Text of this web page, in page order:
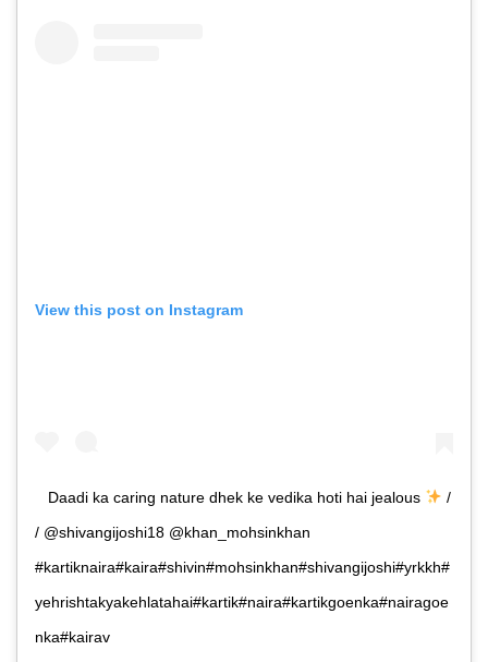
View this post on Instagram
Daadi ka caring nature dhek ke vedika hoti hai jealous
/
/ @shivangijoshi18 @khan_mohsinkhan
#kartiknaira#kaira#shivin#mohsinkhan#shivangijoshi#yrkkh#
yehrishtakyakehlatahai#kartik#naira#kartikgoenka#nairagoe
nka#kairav